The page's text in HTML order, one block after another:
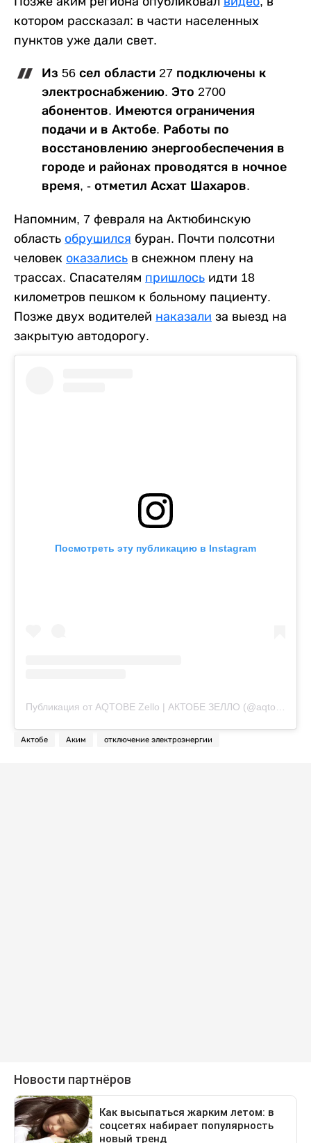
котором рассказал: в части населенных
пунктов уже дали свет.
Из 56 сел области 27 подключены к
электроснабжению. Это 2700
абонентов. Имеются ограничения
подачи и в Актобе. Работы по
восстановлению энергообеспечения в
городе и районах проводятся в ночное
время, - отметил Асхат Шахаров.
Напомним, 7 февраля на Актюбинскую
область обрушился буран. Почти полсотни
человек оказались в снежном плену на
трассах. Спасателям пришлось идти 18
километров пешком к больному пациенту.
Позже двух водителей наказали за выезд на
закрытую автодорогу.
Посмотреть эту публикацию в Instagram
Актобе Аким отключение электроэнергии